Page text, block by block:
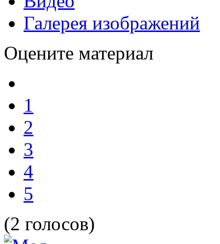
Галерея изображений
Оцените материал
1
2
3
4
5
(2 голосов)